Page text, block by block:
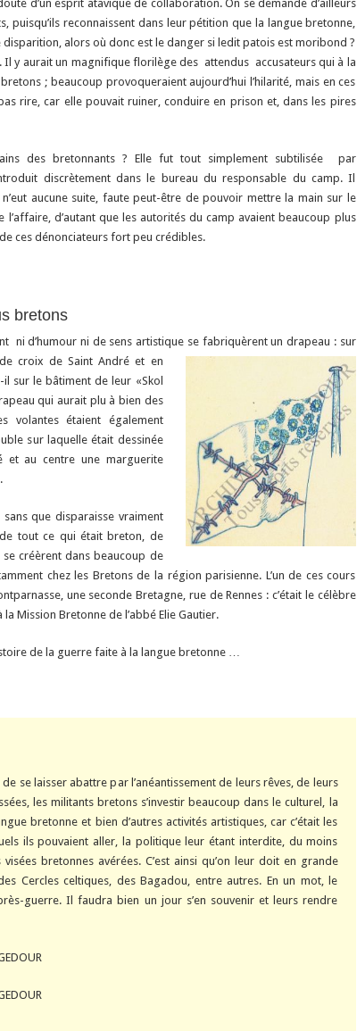
d’un esprit atavique de collaboration. On se demande d’ailleurs
puisqu’ils reconnaissent dans leur pétition que la langue bretonne,
alors où donc est le danger si ledit patois est moribond ?
Il y aurait un magnifique florilège des attendus accusateurs qui à la
; beaucoup provoqueraient aujourd’hui l’hilarité, mais en ces
rire, car elle pouvait ruiner, conduire en prison et, dans les pires
des bretonnants ? Elle fut tout simplement subtilisée par
discrètement dans le bureau du responsable du camp. Il
aucune suite, faute peut-être de pouvoir mettre la main sur le
d’autant que les autorités du camp avaient beaucoup plus
ces dénonciateurs fort peu crédibles.
bretons
ni d’humour ni de sens artistique se fabriquèrent un drapeau : sur
croix de Saint André et en
sur le bâtiment de leur «Skol
qui aurait plu à bien des
volantes étaient également
sur laquelle était dessinée
et au centre une marguerite
que disparaisse vraiment
de tout ce qui était breton, de
créèrent dans beaucoup de
chez les Bretons de la région parisienne. L’un de ces cours
une seconde Bretagne, rue de Rennes : c’était le célèbre
la Mission Bretonne de l’abbé Elie Gautier.
de la guerre faite à la langue bretonne …
se laisser abattre par l’anéantissement de leurs rêves, de leurs
les militants bretons s’investir beaucoup dans le culturel, la
bretonne et bien d’autres activités artistiques, car c’était les
ils pouvaient aller, la politique leur étant interdite, du moins
bretonnes avérées. C’est ainsi qu’on leur doit en grande
Cercles celtiques, des Bagadou, entre autres. En un mot, le
guerre. Il faudra bien un jour s’en souvenir et leurs rendre